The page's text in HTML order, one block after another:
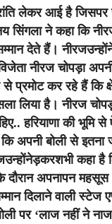
लेकर आई है
ने कहा कि
देते हैं।
नीरज चोपड़ा
प्रमोट कर रहे हैं कि
लिया है। नीरज
हरियाणा की
अपनी बोली से इतना
कहा है
दौरान अपनापन महसूस
दिलाने वाली
पर ‘लाज नहीं ने नाज